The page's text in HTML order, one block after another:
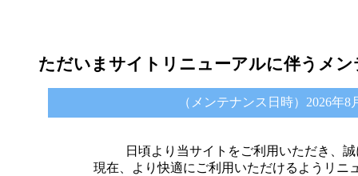
ただいまサイトリニューアルに伴うメ
（メンテナンス日時）2026年8
日頃より当サイトをご利用いただき、
現在、より快適にご利用いただけるようリニ